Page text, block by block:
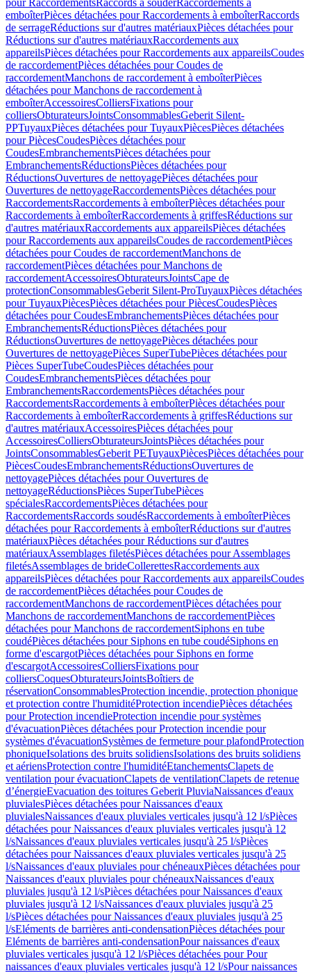
pour RaccordementsRaccords à souderRaccordements à
emboîterPièces détachées pour Raccordements à emboîterRaccords
de serrageRéductions sur d'autres matériauxPièces détachées pour
Réductions sur d'autres matériauxRaccordements aux
appareilsPièces détachées pour Raccordements aux appareilsCoudes
de raccordementPièces détachées pour Coudes de
raccordementManchons de raccordement à emboîterPièces
détachées pour Manchons de raccordement à
emboîterAccessoiresColliersFixations pour
colliersObturateursJointsConsommablesGeberit Silent-
PPTuyauxPièces détachées pour TuyauxPiècesPièces détachées
pour PiècesCoudesPièces détachées pour
CoudesEmbranchementsPièces détachées pour
EmbranchementsRéductionsPièces détachées pour
RéductionsOuvertures de nettoyagePièces détachées pour
Ouvertures de nettoyageRaccordementsPièces détachées pour
RaccordementsRaccordements à emboîterPièces détachées pour
Raccordements à emboîterRaccordements à griffesRéductions sur
d'autres matériauxRaccordements aux appareilsPièces détachées
pour Raccordements aux appareilsCoudes de raccordementPièces
détachées pour Coudes de raccordementManchons de
raccordementPièces détachées pour Manchons de
raccordementAccessoiresObturateursJointsCape de
protectionConsommablesGeberit Silent-ProTuyauxPièces détachées
pour TuyauxPiècesPièces détachées pour PiècesCoudesPièces
détachées pour CoudesEmbranchementsPièces détachées pour
EmbranchementsRéductionsPièces détachées pour
RéductionsOuvertures de nettoyagePièces détachées pour
Ouvertures de nettoyagePièces SuperTubePièces détachées pour
Pièces SuperTubeCoudesPièces détachées pour
CoudesEmbranchementsPièces détachées pour
EmbranchementsRaccordementsPièces détachées pour
RaccordementsRaccordements à emboîterPièces détachées pour
Raccordements à emboîterRaccordements à griffesRéductions sur
d'autres matériauxAccessoiresPièces détachées pour
AccessoiresColliersObturateursJointsPièces détachées pour
JointsConsommablesGeberit PETuyauxPiècesPièces détachées pour
PiècesCoudesEmbranchementsRéductionsOuvertures de
nettoyagePièces détachées pour Ouvertures de
nettoyageRéductionsPièces SuperTubePièces
spécialesRaccordementsPièces détachées pour
RaccordementsRaccords soudésRaccordements à emboîterPièces
détachées pour Raccordements à emboîterRéductions sur d'autres
matériauxPièces détachées pour Réductions sur d'autres
matériauxAssemblages filetésPièces détachées pour Assemblages
filetésAssemblages de brideCollerettesRaccordements aux
appareilsPièces détachées pour Raccordements aux appareilsCoudes
de raccordementPièces détachées pour Coudes de
raccordementManchons de raccordementPièces détachées pour
Manchons de raccordementManchons de raccordementPièces
détachées pour Manchons de raccordementSiphons en tube
coudéPièces détachées pour Siphons en tube coudéSiphons en
forme d'escargotPièces détachées pour Siphons en forme
d'escargotAccessoiresColliersFixations pour
colliersCoquesObturateursJointsBoîtiers de
réservationConsommablesProtection incendie, protection phonique
et protection contre l'humiditéProtection incendiePièces détachées
pour Protection incendieProtection incendie pour systèmes
d'évacuationPièces détachées pour Protection incendie pour
systèmes d'évacuationSystèmes de fermeture pour plafondProtection
phoniqueIsolations des bruits solidiensIsolations des bruits solidiens
et aériensProtection contre l'humiditéEtanchementsClapets de
ventilation pour évacuationClapets de ventilationClapets de retenue
d’énergieEvacuation des toitures Geberit PluviaNaissances d'eaux
pluvialesPièces détachées pour Naissances d'eaux
pluvialesNaissances d'eaux pluviales verticales jusqu'à 12 l/sPièces
détachées pour Naissances d'eaux pluviales verticales jusqu'à 12
l/sNaissances d'eaux pluviales verticales jusqu'à 25 l/sPièces
détachées pour Naissances d'eaux pluviales verticales jusqu'à 25
l/sNaissances d'eaux pluviales pour chéneauxPièces détachées pour
Naissances d'eaux pluviales pour chéneauxNaissances d'eaux
pluviales jusqu'à 12 l/sPièces détachées pour Naissances d'eaux
pluviales jusqu'à 12 l/sNaissances d'eaux pluviales jusqu'à 25
l/sPièces détachées pour Naissances d'eaux pluviales jusqu'à 25
l/sEléments de barrières anti-condensationPièces détachées pour
Eléments de barrières anti-condensationPour naissances d'eaux
pluviales verticales jusqu'à 12 l/sPièces détachées pour Pour
naissances d'eaux pluviales verticales jusqu'à 12 l/sPour naissances